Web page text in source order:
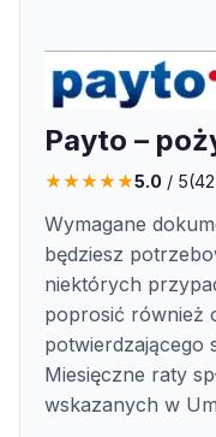
Payto –
★★★★★5.0 / 5(
Wymagane
będziesz
niektórych
poprosić również
potwierdzającego
Miesięczne raty
wskazanych w Um